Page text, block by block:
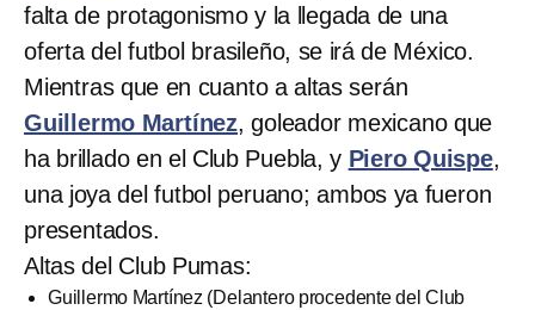
falta de protagonismo y la llegada de una
oferta del futbol brasileño, se irá de México.
Mientras que en cuanto a altas serán
Guillermo Martínez, goleador mexicano que
ha brillado en el Club Puebla, y Piero Quispe,
una joya del futbol peruano; ambos ya fueron
presentados.
Altas del Club Pumas:
Guillermo Martínez (Delantero procedente del Club